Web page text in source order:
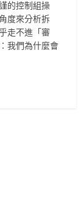
的控制組操
度來分析拆
走不進「審
我們為什麼會